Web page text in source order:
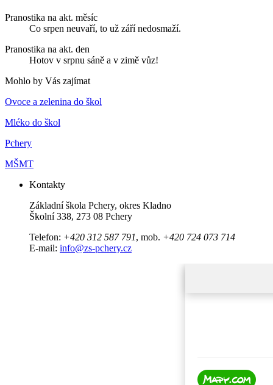
Pranostika na akt. měsíc
Co srpen neuvaří, to už září nedosmaží.
Pranostika na akt. den
Hotov v srpnu sáně a v zimě vůz!
Mohlo by Vás zajímat
Ovoce a zelenina do škol
Mléko do škol
Pchery
MŠMT
Kontakty
Základní škola Pchery, okres Kladno
Školní 338, 273 08 Pchery
Telefon: +420 312 587 791, mob. +420 724 073 714
E-mail: info@zs-pchery.cz